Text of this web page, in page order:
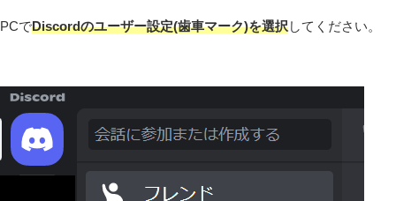
PCでDiscordのユーザー設定(歯車マーク)を選択してください。